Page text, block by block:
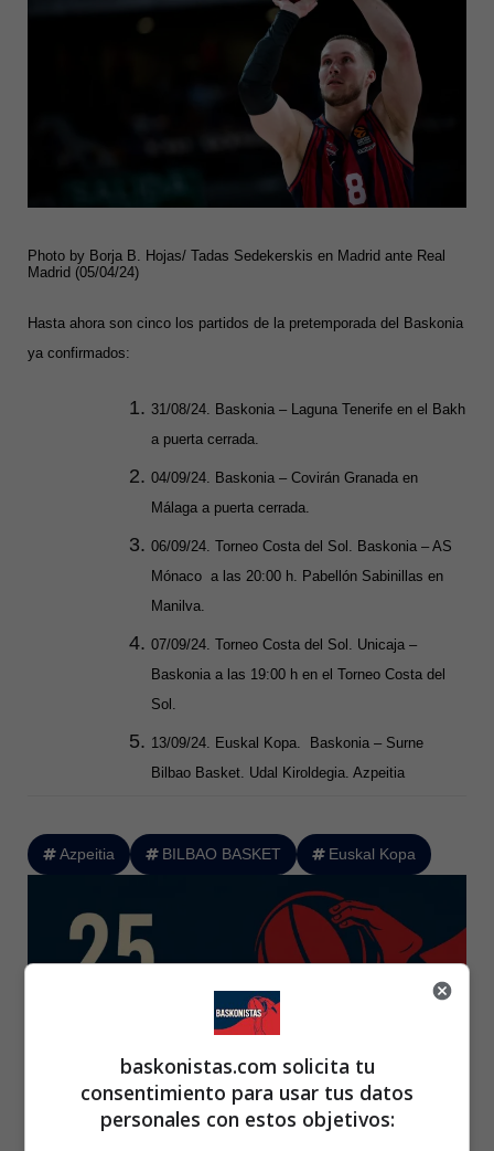
Photo by Borja B. Hojas/ Tadas Sedekerskis en Madrid ante Real
Madrid (05/04/24)
Hasta ahora son cinco los partidos de la pretemporada del Baskonia
ya confirmados:
31/08/24. Baskonia – Laguna Tenerife en el Bakh
a puerta cerrada.
04/09/24. Baskonia – Covirán Granada en
Málaga a puerta cerrada.
06/09/24. Torneo Costa del Sol. Baskonia – AS
Mónaco a las 20:00 h. Pabellón Sabinillas en
Manilva.
07/09/24. Torneo Costa del Sol. Unicaja –
Baskonia a las 19:00 h en el Torneo Costa del
Sol.
13/09/24. Euskal Kopa. Baskonia – Surne
Bilbao Basket. Udal Kiroldegia. Azpeitia
Azpeitia BILBAO BASKET Euskal Kopa
baskonistas.com solicita tu
consentimiento para usar tus datos
personales con estos objetivos: